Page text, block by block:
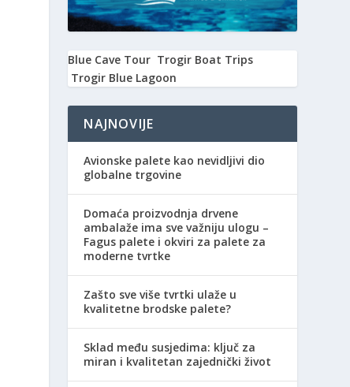
Blue Cave Tour Trogir Boat Trips
Trogir Blue Lagoon
NAJNOVIJE
Avionske palete kao nevidljivi dio
globalne trgovine
Domaća proizvodnja drvene
ambalaže ima sve važniju ulogu –
Fagus palete i okviri za palete za
moderne tvrtke
Zašto sve više tvrtki ulaže u
kvalitetne brodske palete?
Sklad među susjedima: ključ za
miran i kvalitetan zajednički život